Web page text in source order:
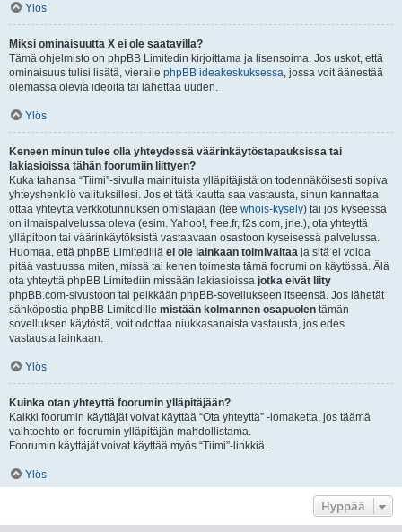
Ylös
Miksi ominaisuutta X ei ole saatavilla?
Tämä ohjelmisto on phpBB Limitedin kirjoittama ja lisensoima. Jos uskot, että
ominaisuus tulisi lisätä, vieraile phpBB ideakeskuksessa, jossa voit äänestää
olemassa olevia ideoita tai lähettää uuden.
Ylös
Keneen minun tulee olla yhteydessä väärinkäytöstapauksissa tai
lakiasioissa tähän foorumiin liittyen?
Kuka tahansa “Tiimi”-sivulla mainituista ylläpitäjistä on todennäköisesti sopiva
yhteyshenkilö valituksillesi. Jos et tätä kautta saa vastausta, sinun kannattaa
ottaa yhteyttä verkkotunnuksen omistajaan (tee whois-kysely) tai jos kyseessä
on ilmaispalvelussa oleva (esim. Yahoo!, free.fr, f2s.com, jne.), ota yhteyttä
ylläpitoon tai väärinkäytöksistä vastaavaan osastoon kyseisessä palvelussa.
Huomaa, että phpBB Limitedillä ei ole lainkaan toimivaltaa ja sitä ei voida
pitää vastuussa miten, missä tai kenen toimesta tämä foorumi on käytössä. Älä
ota yhteyttä phpBB Limitediin missään lakiasioissa jotka eivät liity
phpBB.com-sivustoon tai pelkkään phpBB-sovellukseen itseensä. Jos lähetät
sähköpostia phpBB Limitedille mistään kolmannen osapuolen tämän
sovelluksen käytöstä, voit odottaa niukkasanaista vastausta, jos edes
vastausta lainkaan.
Ylös
Kuinka otan yhteyttä foorumin ylläpitäjään?
Kaikki foorumin käyttäjät voivat käyttää “Ota yhteyttä” -lomaketta, jos täämä
vaihtoehto on foorumin ylläpitäjän mahdollistama.
Foorumin käyttäjät voivat käyttää myös “Tiimi”-linkkiä.
Ylös
Hyppää